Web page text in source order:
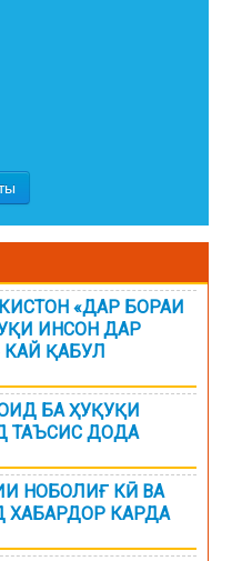
«ДАР БОРАИ
ИНСОН ДАР
ҚАБУЛ
БА ҲУҚУҚИ
ТАЪСИС ДОДА
НОБОЛИҒ КӢ ВА
ХАБАРДОР КАРДА